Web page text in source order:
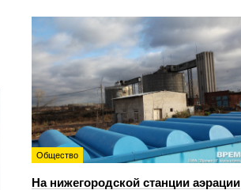
Общество
На нижегородской станции аэрации